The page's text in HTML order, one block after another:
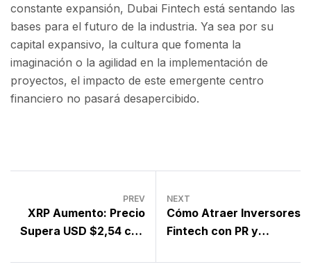
constante expansión, Dubai Fintech está sentando las
bases para el futuro de la industria. Ya sea por su
capital expansivo, la cultura que fomenta la
imaginación o la agilidad en la implementación de
proyectos, el impacto de este emergente centro
financiero no pasará desapercibido.
PREV
XRP Aumento: Precio
Supera USD $2,54 con
NEXT
Cómo Atraer Inversores
Fintech con PR y